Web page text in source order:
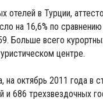
отелей в Турции,
на 16,6% по
Больше всего
центре.
на октябрь 2011 года в
и 686 трехзвездочных